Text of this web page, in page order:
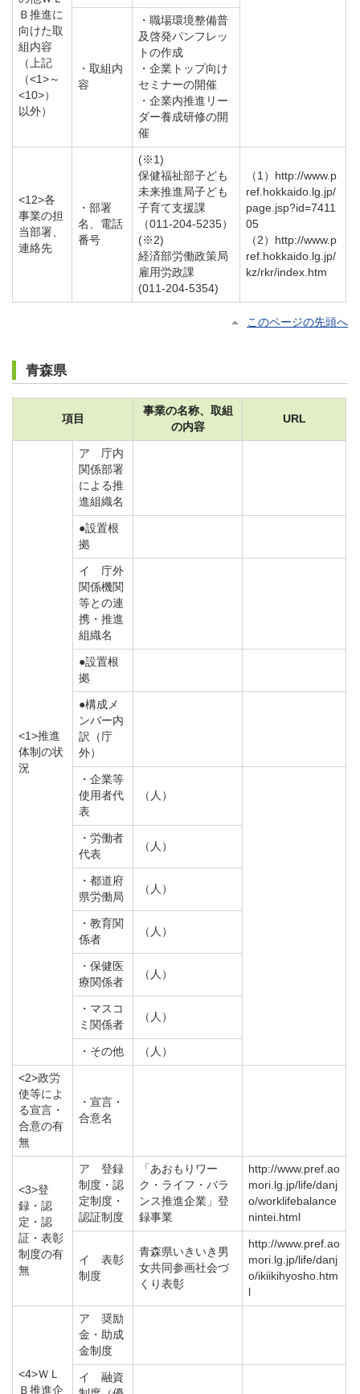
Ｂ推進に
向けた取
組内容
（上記
（<1>～
<10>）
以外）
・取組内
容
・職場環境整備普
及啓発パンフレッ
トの作成
・企業トップ向け
セミナーの開催
・企業内推進リー
ダー養成研修の開
催
<12>各
事業の担
当部署、
連絡先
・部署
名、電話
番号
(※1)
保健福祉部子ども
未来推進局子ども
子育て支援課
（011-204-5235）
(※2)
経済部労働政策局
雇用労政課
(011-204-5354)
（1）http://www.p
ref.hokkaido.lg.jp/
page.jsp?id=7411
05
（2）http://www.p
ref.hokkaido.lg.jp/
kz/rkr/index.htm
このページの先頭へ
青森県
項目
事業の名称、取組
の内容
URL
<1>推進
体制の状
況
ア 庁内
関係部署
による推
進組織名
●設置根
拠
イ 庁外
関係機関
等との連
携・推進
組織名
●設置根
拠
●構成メ
ンバー内
訳（庁
外）
・企業等
使用者代
表
（人）
・労働者
代表
（人）
・都道府
県労働局
（人）
・教育関
係者
（人）
・保健医
療関係者
（人）
・マスコ
ミ関係者
（人）
・その他 （人）
<2>政労
使等によ
る宣言・
合意の有
無
・宣言・
合意名
<3>登
録・認
定・認
証・表彰
制度の有
無
ア 登録
制度・認
定制度・
認証制度
「あおもりワー
ク・ライフ・バラ
ンス推進企業」登
録事業
http://www.pref.ao
mori.lg.jp/life/danj
o/worklifebalance
nintei.html
イ 表彰
制度
青森県いきいき男
女共同参画社会づ
くり表彰
http://www.pref.ao
mori.lg.jp/life/danj
o/ikiikihyosho.htm
<4>ＷＬ
Ｂ推進企
ア 奨励
金・助成
金制度
イ 融資